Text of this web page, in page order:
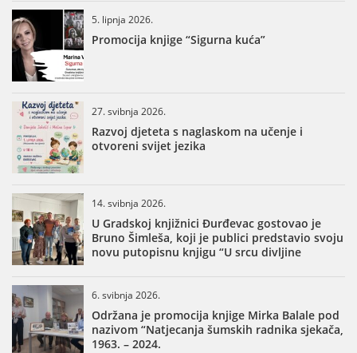
5. lipnja 2026.
Promocija knjige “Sigurna kuća”
27. svibnja 2026.
Razvoj djeteta s naglaskom na učenje i
otvoreni svijet jezika
14. svibnja 2026.
U Gradskoj knjižnici Đurđevac gostovao je
Bruno Šimleša, koji je publici predstavio svoju
novu putopisnu knjigu “U srcu divljine
6. svibnja 2026.
Održana je promocija knjige Mirka Balale pod
nazivom “Natjecanja šumskih radnika sjekača,
1963. – 2024.